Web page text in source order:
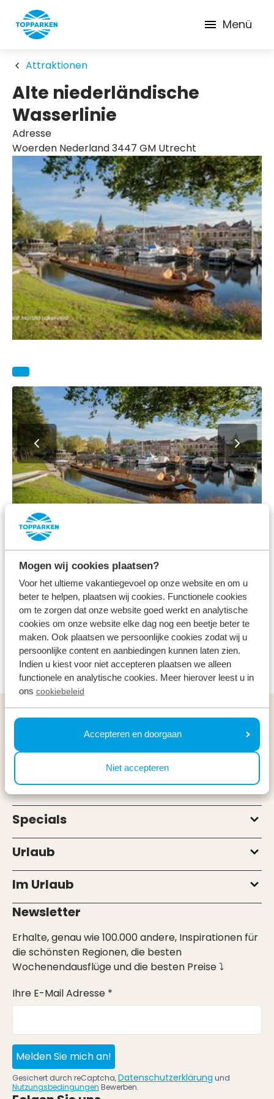
Mogen wij cookies plaatsen?
Voor het ultieme vakantiegevoel op onze website en om u
beter te helpen, plaatsen wij cookies. Functionele cookies
om te zorgen dat onze website goed werkt en analytische
cookies om onze website elke dag nog een beetje beter te
maken. Ook plaatsen we persoonlijke cookies zodat wij u
persoonlijke content en aanbiedingen kunnen laten zien.
Indien u kiest voor niet accepteren plaatsen we alleen
functionele en analytische cookies. Meer hierover leest u in
ons cookiebeleid
Accepteren en doorgaan
Niet accepteren
Menü
Attraktionen
Alte niederländische
Wasserlinie
Adresse
Woerden Nederland 3447 GM Utrecht
Historisches Kostenlos Alle Altersgruppen
Die Überreste der alten holländischen Wasserlinie
sind noch heute in den befestigten Städten der
Region Utrecht zu bewundern, von imposanten
Schlössern und Festungen bis hin zu den Spuren der
Linie in der Landschaft.
Allgemeines
Service & Kontakt
Arten
Specials
Urlaub
Im Urlaub
Newsletter
Erhalte, genau wie 100.000 andere, Inspirationen für
die schönsten Regionen, die besten
Wochenendausflüge und die besten Preise ⤵
Ihre E-Mail Adresse *
Melden Sie mich an!
Gesichert durch reCaptcha,Datenschutzerklärung und
Nutzungsbedingungen Bewerben.